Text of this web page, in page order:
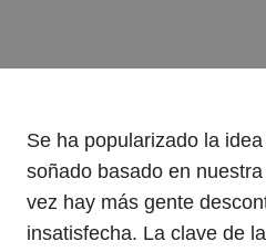
Se ha popularizado la
soñado basado en
vez hay más gente
insatisfecha. La clave de la